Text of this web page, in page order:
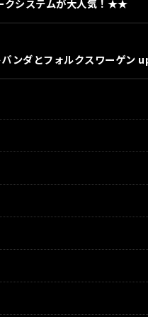
システムが大人気！★★
ンダとフォルクスワーゲ